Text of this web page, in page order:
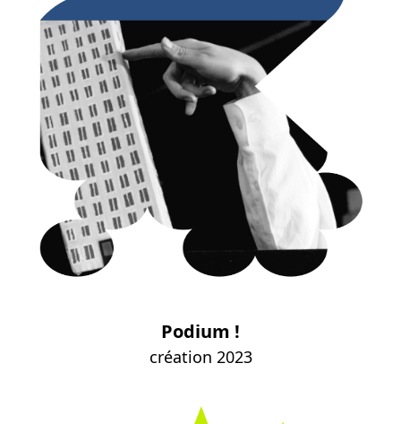
Podium !
création 2023